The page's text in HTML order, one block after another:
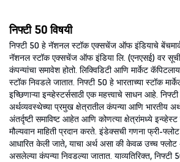
निफ्टी 50 विषयी
निफ्टी 50 हे नॅशनल स्टॉक एक्सचेंज ऑफ इंडियाचे
नॅशनल स्टॉक एक्सचेंज ऑफ इंडिया लि. (एनएसई) वर
कंपन्यांचा समावेश होतो. लिक्विडिटी आणि मार्केट
स्टॉक निवडले जातात. निफ्टी 50 हे भारताच्या स्टॉक
इच्छिणाऱ्या इन्व्हेस्टर्ससाठी एक महत्त्वाचे साधन आहे.
अर्थव्यवस्थेच्या प्रमुख क्षेत्रातील कंपन्या आणि भारतीय
अंतर्दृष्टी समाविष्ट आहेत आणि कोणत्या क्षेत्रांमध्ये इन्व्हेस्ट
मौल्यवान माहिती प्रदान करते. इंडेक्सची गणना फ्री-
आधारित केली जाते, याचा अर्थ असा की केवळ उच्च
असलेल्या कंपन्या निवडल्या जातात. याव्यतिरिक्त, निफ्टी